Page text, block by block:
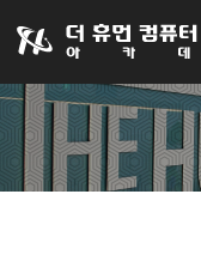
031-252-7277
아카데미소개
인사말